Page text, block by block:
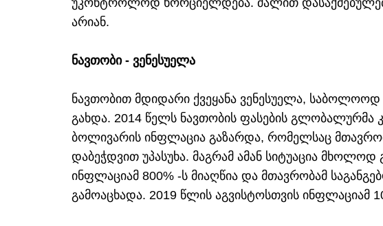
უკონტროლოდ ხორციელდება. ძალით
არიან.
ნავთობი - ვენესუელა
ნავთობით მდიდარი ქვეყანა ვენესუელა, საბოლოოდ
გახდა. 2014 წელს ნავთობის ფასების გლობალურმა
ბოლივარის ინფლაცია გაზარდა, რომელსაც
დაბეჭდვით უპასუხა. მაგრამ ამან სიტუაცია მხოლოდ
ინფლაციამ 800% -ს მიაღწია და მთავრობამ
გამოაცხადა. 2019 წლის აგვისტოსთვის ინფლაციამ